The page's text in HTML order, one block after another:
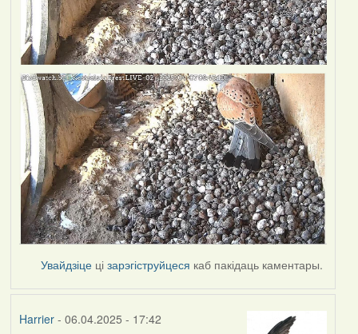
Увайдзіце цізарэгіструйцеся каб пакідаць каментары.
Harrier- 06.04.2025 - 17:42